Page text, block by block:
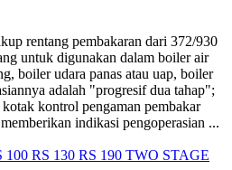
rentang pembakaran dari 372/930
untuk digunakan dalam boiler air
boiler udara panas atau uap, boiler
adalah "progresif dua tahap";
kontrol pengaman pembakar
indikasi pengoperasian ...